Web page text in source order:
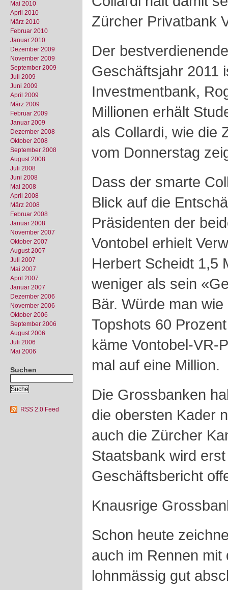
Mai 2010
April 2010
März 2010
Februar 2010
Januar 2010
Dezember 2009
November 2009
September 2009
Juli 2009
Juni 2009
April 2009
März 2009
Februar 2009
Januar 2009
Dezember 2008
Oktober 2008
September 2008
August 2008
Juli 2008
Juni 2008
Mai 2008
April 2008
März 2008
Februar 2008
Januar 2008
November 2007
Oktober 2007
August 2007
Juli 2007
Mai 2007
April 2007
Januar 2007
Dezember 2006
November 2006
Oktober 2006
September 2006
August 2006
Juli 2006
Mai 2006
Suchen
RSS 2.0 Feed
Zürcher Privatbank
Der
Geschäftsjahr 2011
Investmentbank,
Millionen erhält
als Collardi, wie die
vom Donnerstag
Dass der smarte
Blick auf die
Präsidenten der
Vontobel erhielt
Herbert Scheidt 1,5
weniger als sein
Bär. Würde man
Topshots 60
käme Vontobel-VR-
mal auf eine Million.
Die Grossbanken
die obersten Kader
auch die Zürcher
Staatsbank wird
Geschäftsbericht
Knausrige
Schon heute
auch im Rennen
lohnmässig gut